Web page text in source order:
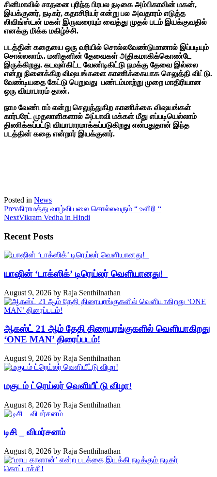
சினிமாவில் சாதனை புரிந்த பிரபல நடிகை அம்பிகாவின் மகன்,
இயக்குனர், நடிகர், கதாசிரியர் என்று பல அவதாரம் எடுத்த
லிவிங்ஸ்டன் மகள் இருவரையும் வைத்து முதல் படம் இயக்குவதில்
எனக்கு மிக்க மகிழ்ச்சி.
படத்தின் கதையை ஒரு வரியில் சொல்லவேண்டுமானால் இப்படியும்
சொல்லலாம்.. மனிதனின் தேவைகள் அதிகமாகிக்கொண்டே
இருக்கிறது. கடவுள்கிட்ட வேண்டிகிட்டு நமக்கு தேவை இல்லை
என்று நினைக்கிற விஷயங்களை காணிக்கையாக செலுத்தி விட்டு.
வேண்டியதை கேட்டு பெறுவது பண்டம்மாற்று முறை மாதிரியான
ஒரு வியாபாரம் தான்.
நாம வேண்டாம் என்று செலுத்துகிற காணிக்கை விஷயங்கள்
கார்பரேட் முதலாளிகளால் அப்பாவி மக்கள் மீது எப்படியெல்லாம்
திணிக்கப்பட்டு வியாபாரமாக்கப்படுகிறது என்பதுதான் இந்த
படத்தின் கதை என்றார் இயக்குனர்.
Posted in News
Prevகிராமத்து வாழ்வியலை சொல்லவரும் “ உளிரி “
NextVikram Vedha in Hindi
Recent Posts
யாஷின் ‘டாக்ஸிக்’ டிரெய்லர் வெளியானது!
August 9, 2026 by Raja Senthilnathan
ஆகஸ்ட் 21 ஆம் தேதி திரையரங்குகளில் வெளியாகிறது
‘ONE MAN’ திரைப்படம்!
August 9, 2026 by Raja Senthilnathan
மகுடம் ட்ரெய்லர் வெளியீட்டு விழா!
August 8, 2026 by Raja Senthilnathan
டிசி _ விமர்சனம்
August 8, 2026 by Raja Senthilnathan